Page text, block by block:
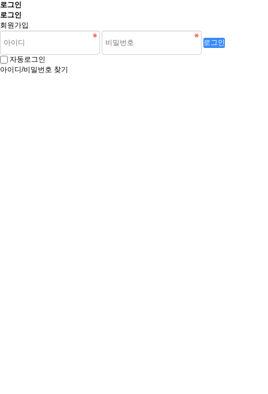
로그인
로그인
회원가입
로그인
자동로그인
아이디/비밀번호 찾기